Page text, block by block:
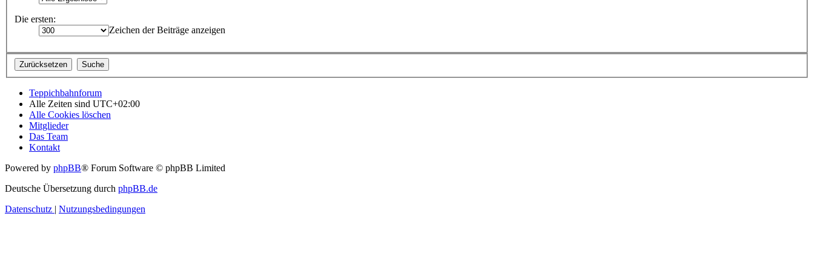
Die ersten:
Zeichen der Beiträge anzeigen
Teppichbahnforum
Alle Zeiten sind UTC+02:00
Alle Cookies löschen
Mitglieder
Das Team
Kontakt
Powered by phpBB® Forum Software © phpBB Limited
Deutsche Übersetzung durch phpBB.de
Datenschutz | Nutzungsbedingungen